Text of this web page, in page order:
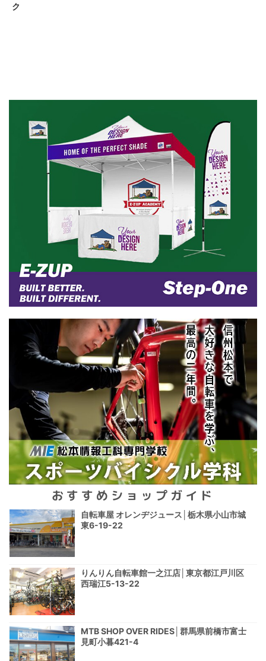
ク
おすすめショップガイド
自転車屋 オレンヂジュース│栃木県小山市城
東6-19-22
りんりん自転車館一之江店│東京都江戸川区
西瑞江5-13-22
MTB SHOP OVER RIDES│群馬県前橋市富士
見町小暮421-4